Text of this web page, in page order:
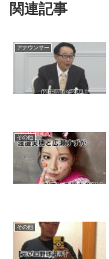
関連記事
アナウンサー
その他
その他